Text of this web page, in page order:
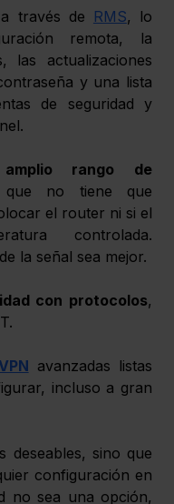
a través de RMS, lo
remota, la
las actualizaciones
y una lista
de seguridad y
rango de
no tiene que
el router ni si el
controlada.
la señal sea mejor.
con protocolos,
avanzadas listas
incluso a gran
deseables, sino que
configuración en
no sea una opción,